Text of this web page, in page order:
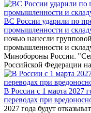
ВС России ударили по
промышленности и
ночью нанесли
промышленности и
Минобороны России.
Российской Федерации
В России с 1 марта 2027
переводах при
2027 года будут